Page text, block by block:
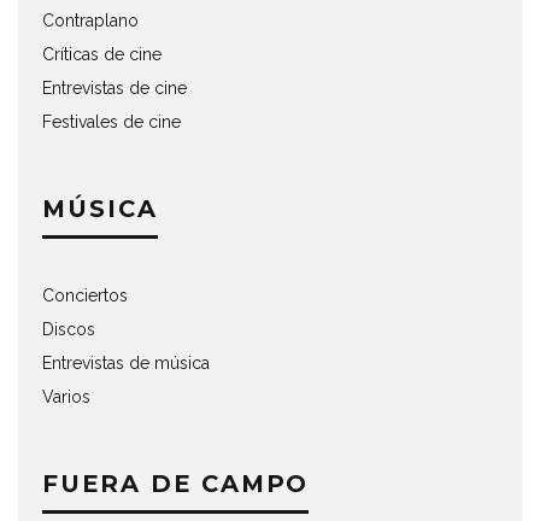
Contraplano
Críticas de cine
Entrevistas de cine
Festivales de cine
MÚSICA
Conciertos
Discos
Entrevistas de música
Varios
FUERA DE CAMPO